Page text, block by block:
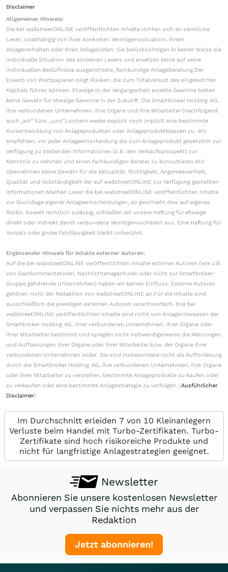
Disclaimer
Allgemeiner Hinweis:
Die bei wallstreetONLINE veröffentlichten Inhalte richten sich an sämtliche
Leser, unabhängig von ihrer konkreten Vermögenssituation, ihrem
Anlageverhalten oder ihren Anlagezielen. Sie berücksichtigen in keiner Weise die
individuelle Situation des einzelnen Lesers und ersetzen keine auf seine
individuellen Bedürfnisse ausgerichtete, fachkundige Anlageberatung.Der
Erwerb von Wertpapieren birgt Risiken, die zum Totalverlust des eingesetzten
Kapitals führen können. Etwaige in der Vergangenheit erzielte Gewinne bieten
keine Gewähr für etwaige Gewinne in der Zukunft. Die Smartbroker Holding AG,
ihre verbundenen Unternehmen, ihre Organe und ihre Mitarbeiter (nachfolgend
auch „wir“ bzw. „uns“) sichern weder explizit noch implizit eine bestimmte
Kursentwicklung von Anlageprodukten oder Anlageproduktklassen zu. Wir
empfehlen, vor jeder Anlageentscheidung die zum Anlageprodukt gesetzlich zur
Verfügung zu stellenden Informationen (z.B. den Verkaufsprospekt) zur
Kenntnis zu nehmen und einen fachkundigen Berater zu konsultieren.Wir
übernehmen keine Gewähr für die Aktualität, Richtigkeit, Angemessenheit,
Qualität und Vollständigkeit der auf wallstreetONLINE zur Verfügung gestellten
Informationen.Machen Leser die bei wallstreetONLINE veröffentlichten Inhalte
zur Grundlage eigener Anlageentscheidungen, so geschieht dies auf eigenes
Risiko. Soweit rechtlich zulässig, schließen wir unsere Haftung für etwaige
direkt oder indirekt damit verbundene Vermögensschäden aus. Eine Haftung für
Vorsatz oder grobe Fahrlässigkeit bleibt unberührt.
Ergänzender Hinweis für Inhalte externer Autoren:
Auf die bei wallstreetONLINE veröffentlichten Inhalte externer Autoren (wie z.B.
von Gastkommentatoren, Nachrichtenagenturen oder nicht zur Smartbroker-
Gruppe gehörende Unternehmen) haben wir keinen Einfluss. Externe Autoren
gehören nicht der Redaktion von wallstreetONLINE an.Für die Inhalte sind
ausschließlich die jeweiligen externen Autoren verantwortlich. Ihre bei
wallstreetONLINE veröffentlichten Inhalte sind nicht von Anlageinteressen der
Smartbroker Holding AG, ihrer verbundenen Unternehmen, ihrer Organe oder
ihrer Mitarbeiter bestimmt und spiegeln nicht notwendigerweise die Meinungen
und Auffassungen ihrer Organe oder ihrer Mitarbeiter bzw. der Organe ihrer
verbundenen Unternehmen wider. Sie sind insbesondere nicht als Aufforderung
durch die Smartbroker Holding AG, ihre verbundenen Unternehmen, ihre Organe
oder ihrer Mitarbeiter zu verstehen, bestimmte Anlageprodukte zu kaufen oder
zu verkaufen oder eine bestimmte Anlagestrategie zu verfolgen. (Ausführlicher
Disclaimer)
Im Durchschnitt erleiden 7 von 10 Kleinanlegern
Verluste beim Handel mit Turbo-Zertifikaten. Turbo-
Zertifikate sind hoch risikoreiche Produkte und
nicht für langfristige Anlagestrategien geeignet.
Newsletter
Abonnieren Sie unsere kostenlosen Newsletter
und verpassen Sie nichts mehr aus der
Redaktion
Jetzt abonnieren!